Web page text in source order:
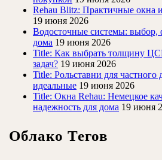
Rehau Blitz: Практичные окна
19 июня 2026
Водосточные системы:
дома 19 июня 2026
Title: Как выбрать толщину
задач? 19 июня 2026
Title: Рольставни для частного
идеальные 19 июня 2026
Title: Окна Rehau: Немецкое
надежность для дома 19 июня
Облако Тегов